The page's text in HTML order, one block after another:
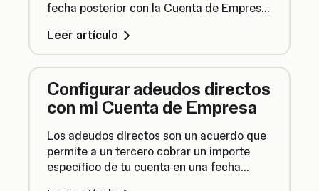
fecha posterior con la Cuenta de Empresa
que hacer pagos.
Leer artículo
Configurar adeudos directos
con mi Cuenta de Empresa
Los adeudos directos son un acuerdo que
permite a un tercero cobrar un importe
específico de tu cuenta en una fecha